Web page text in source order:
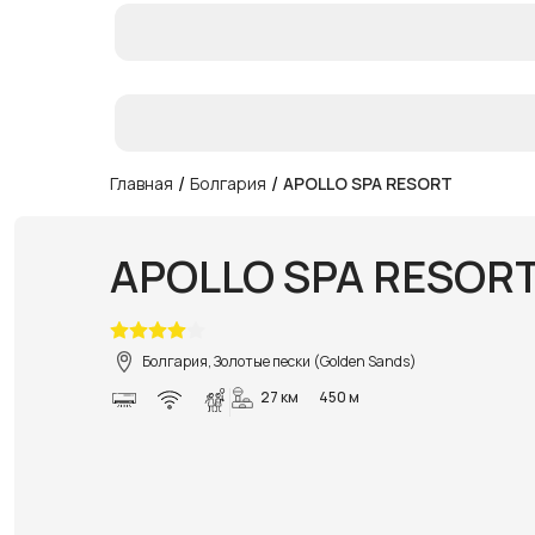
Главная / Болгария / APOLLO SPA RESORT
APOLLO SPA
Болгария, Золотые пески (Golden Sands)
27 км
450 м